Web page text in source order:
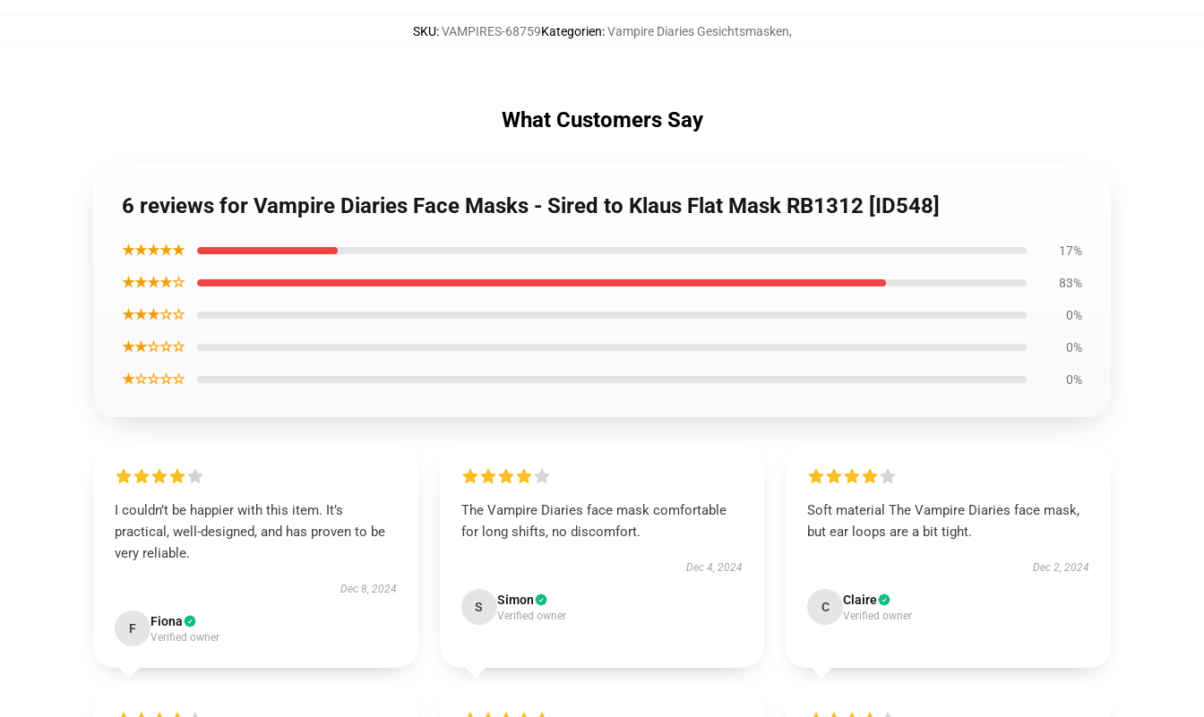
SKU:VAMPIRES-68759Kategorien:Vampire Diaries Gesichtsmasken,
What Customers Say
6 reviews for Vampire Diaries Face Masks - Sired to Klaus Flat Mask RB1312 [ID548]
★★★★★ 17%
★★★★☆ 83%
★★★☆☆ 0%
★★☆☆☆ 0%
★☆☆☆☆ 0%
I couldn’t be happier with this item. It’s
practical, well-designed, and has proven to be
very reliable.
Dec 8, 2024
F Fiona
Verified owner
The Vampire Diaries face mask comfortable
for long shifts, no discomfort.
Dec 4, 2024
S Simon
Verified owner
Soft material The Vampire Diaries face mask,
but ear loops are a bit tight.
Dec 2, 2024
C Claire
Verified owner